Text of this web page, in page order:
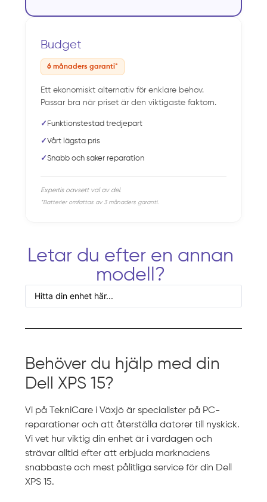
Budget
6 månaders garanti*
Ett ekonomiskt alternativ för enklare behov.
Passar bra när priset är den viktigaste faktorn.
✓ Funktionstestad tredjepart
✓Vårt lägsta pris
✓Snabb och säker reparation
Expertis oavsett val av del.
*Batterier omfattas av 3 månaders garanti.
Letar du efter en annan
modell?
Behöver du hjälp med din
Dell XPS 15?
Vi på TekniCare i Växjö är specialister på PC-
reparationer och att återställa datorer till nyskick.
Vi vet hur viktig din enhet är i vardagen och
strävar alltid efter att erbjuda marknadens
snabbaste och mest pålitliga service för din Dell
XPS 15.